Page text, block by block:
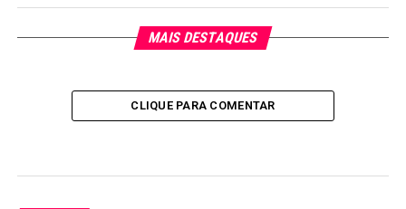
MAIS DESTAQUES
CLIQUE PARA COMENTAR